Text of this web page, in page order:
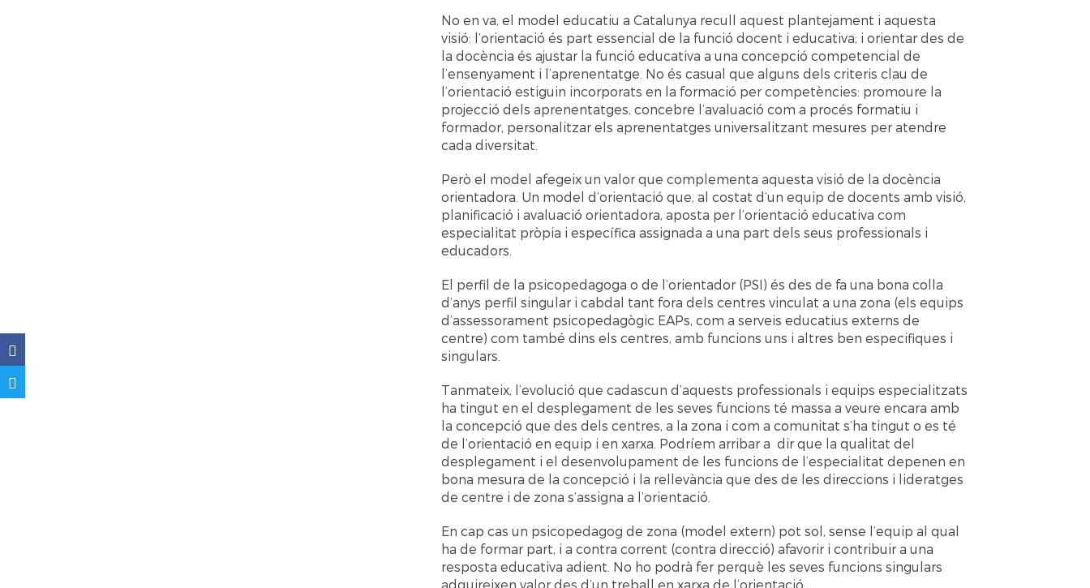
No en va, el model educatiu a Catalunya recull aquest plantejament i aquesta
visió: l’orientació és part essencial de la funció docent i educativa; i orientar des de
la docència és ajustar la funció educativa a una concepció competencial de
l’ensenyament i l’aprenentatge. No és casual que alguns dels criteris clau de
l’orientació estiguin incorporats en la formació per competències: promoure la
projecció dels aprenentatges, concebre l’avaluació com a procés formatiu i
formador, personalitzar els aprenentatges universalitzant mesures per atendre
cada diversitat.
Però el model afegeix un valor que complementa aquesta visió de la docència
orientadora. Un model d’orientació que, al costat d’un equip de docents amb visió,
planificació i avaluació orientadora, aposta per l’orientació educativa com
especialitat pròpia i específica assignada a una part dels seus professionals i
educadors.
El perfil de la psicopedagoga o de l’orientador (PSI) és des de fa una bona colla
d’anys perfil singular i cabdal tant fora dels centres vinculat a una zona (els equips
d’assessorament psicopedagògic EAPs, com a serveis educatius externs de
centre) com també dins els centres, amb funcions uns i altres ben especifiques i
singulars.
Tanmateix, l’evolució que cadascun d’aquests professionals i equips especialitzats
ha tingut en el desplegament de les seves funcions té massa a veure encara amb
la concepció que des dels centres, a la zona i com a comunitat s’ha tingut o es té
de l’orientació en equip i en xarxa. Podríem arribar a dir que la qualitat del
desplegament i el desenvolupament de les funcions de l’especialitat depenen en
bona mesura de la concepció i la rellevància que des de les direccions i lideratges
de centre i de zona s’assigna a l’orientació.
En cap cas un psicopedagog de zona (model extern) pot sol, sense l’equip al qual
ha de formar part, i a contra corrent (contra direcció) afavorir i contribuir a una
resposta educativa adient. No ho podrà fer perquè les seves funcions singulars
adquireixen valor des d’un treball en xarxa de l’orientació.